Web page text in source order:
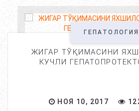
ГЕПАТОЛОГИЯ
ЖИГАР ТЎҚИМАСИНИ
КУЧЛИ
НОЯ 10, 2017